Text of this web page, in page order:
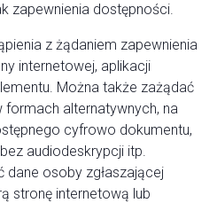
zapewnienia dostępności.
z żądaniem zapewnienia
internetowej, aplikacji
Można także zażądać
formach alternatywnych, na
cyfrowo dokumentu,
audiodeskrypcji itp.
dane osoby zgłaszającej
stronę internetową lub